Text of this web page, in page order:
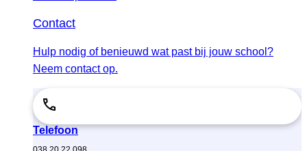
Contact
Hulp nodig of benieuwd wat past bij jouw school?
Neem contact op.
Telefoon